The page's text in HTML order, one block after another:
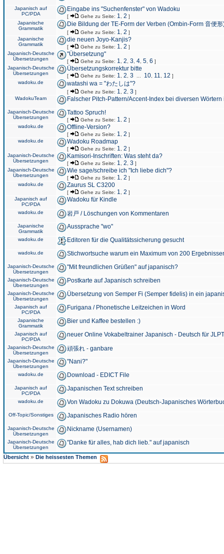
Japanisch auf
PC/PDA
Eingabe ins "Suchenfenster" von Wadoku
[ Gehe zu Seite: 1 2 ]
Japanische
Grammatik
Die Bildung der TE-Form der Verben (Ombin-Form 音便形
[ Gehe zu Seite: 1 2 ]
Japanische
Grammatik
die neuen Joyo-Kanjis?
[ Gehe zu Seite: 1 2 ]
Japanisch-Deutsche
Übersetzungen
"Übersetzung"
[ Gehe zu Seite: 1 2 3 4 5 6 ]
Japanisch-Deutsche
Übersetzungen
Übersetzungskorrektur bitte
[ Gehe zu Seite: 1 2 3 10 11 12 ]
wadoku.de
watashi wa = "わたしは"?
[ Gehe zu Seite: 1 2 3 ]
WadokuTeam
Falscher Pitch-Pattern/Accent-Index bei diversen
Japanisch-Deutsche
Übersetzungen
Tattoo Spruch!
[ Gehe zu Seite: 1 2 ]
wadoku.de
Offline-Version?
[ Gehe zu Seite: 1 2 ]
wadoku.de
Wadoku Roadmap
[ Gehe zu Seite: 1 2 ]
Japanisch-Deutsche
Übersetzungen
Kamisori-Inschriften: Was steht da?
[ Gehe zu Seite: 1 2 3 ]
Japanisch-Deutsche
Übersetzungen
Wie sage/schreibe ich "Ich liebe dich"?
[ Gehe zu Seite: 1 2 ]
wadoku.de
Zaurus SL C3200
[ Gehe zu Seite: 1 2 ]
Japanisch auf
PC/PDA
Wadoku für Kindle
wadoku.de 岩戸 / Löschungen von Kommentaren
Japanische
Grammatik
Aussprache "wo"
wadoku.de Editoren für die Qualitätssicherung gesucht
wadoku.de Stichwortsuche warum ein Maximum von 200
Japanisch-Deutsche
Übersetzungen
"Mit freundlichen Grüßen" auf japanisch?
Japanisch-Deutsche
Übersetzungen
Postkarte auf Japanisch schreiben
Japanisch-Deutsche
Übersetzungen
Übersetzung von Semper Fi (Semper fidelis) in ein
Japanisch auf
PC/PDA
Furigana / Phonetische Leitzeichen in Word
Japanische
Grammatik
Bier und Kaffee bestellen :)
Japanisch auf
PC/PDA
neuer Online Vokabeltrainer Japanisch - Deutsch für
Japanisch-Deutsche
Übersetzungen
頑張れ - ganbare
Japanisch-Deutsche
Übersetzungen
"Nani?"
wadoku.de Download - EDICT File
Japanisch auf
PC/PDA
Japanischen Text schreiben
wadoku.de Von Wadoku zu Dokuwa (Deutsch-Japanisches
Off-Topic/Sonstiges Japanisches Radio hören
Japanisch-Deutsche
Übersetzungen
Nickname (Usernamen)
Japanisch-Deutsche
Übersetzungen
"Danke für alles, hab dich lieb." auf japanisch
Übersicht » Die heissesten Themen